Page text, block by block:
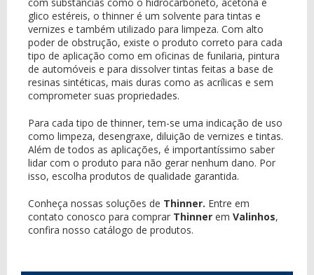
glico estéreis, o thinner é um solvente para tintas e
vernizes e também utilizado para limpeza. Com alto
poder de obstrução, existe o produto correto para cada
tipo de aplicação como em oficinas de funilaria, pintura
de automóveis e para dissolver tintas feitas a base de
resinas sintéticas, mais duras como as acrílicas e sem
comprometer suas propriedades.
Para cada tipo de thinner, tem-se uma indicação de uso
como limpeza, desengraxe, diluição de vernizes e tintas.
Além de todos as aplicações, é importantíssimo saber
lidar com o produto para não gerar nenhum dano. Por
isso, escolha produtos de qualidade garantida.
Conheça nossas soluções de Thinner. Entre em
contato conosco para comprar Thinner em Valinhos,
confira nosso catálogo de produtos.